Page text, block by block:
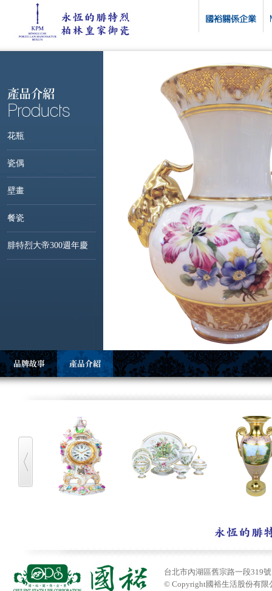
花瓶
瓷偶
壁畫
餐瓷
腓特烈大帝300週年慶
台北市內湖區舊宗路一段
© Copyright國裕生活股份有限